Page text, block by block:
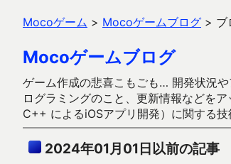
Mocoゲーム > Mocoゲームブログ > ブ
Mocoゲームブログ
ゲーム作成の悲喜こもごも… 開発状況
ログラミングのこと、更新情報などを
C++ によるiOSアプリ開発）に関する技
2024年01月01日以前の記事